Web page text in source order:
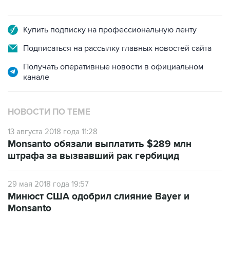
Купить подписку на профессиональную ленту
Подписаться на рассылку главных новостей сайта
Получать оперативные новости в официальном
канале
НОВОСТИ ПО ТЕМЕ
13 августа 2018 года 11:28
Monsanto обязали выплатить $289 млн
штрафа за вызвавший рак гербицид
29 мая 2018 года 19:57
Минюст США одобрил слияние Bayer и
Monsanto